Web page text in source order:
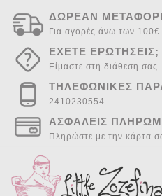
ΔΩΡΕΑΝ
Για αγορές άνω των 100€
ΕΧΕΤΕ ΕΡΩΤΗΣΕΙΣ;
Είμαστε στη διάθεση σας
ΤΗΛΕΦΩΝΙΚΕΣ
2410230554
ΑΣΦΑΛΕΙΣ
Πληρώστε με την κάρτα